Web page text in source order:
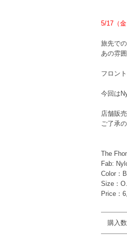
5/17（
旅先で
あの雰
フロン
今回は
店舗販
ご了承
The
Fab:
Color：
Size：
Price：
購入数